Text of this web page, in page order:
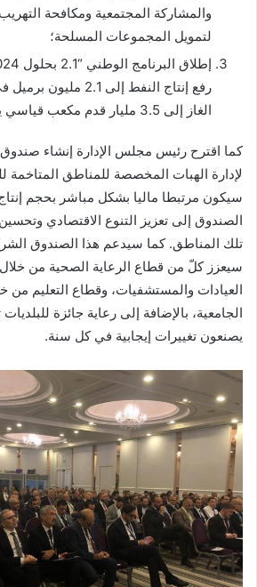
والمشاركة المجتمعية ومكافحة
لتمويل المجموعات المسلحة؛
رفع إنتاج النفط إلى 2.1
الغاز إلى 3.5 مليار قدم مكعب قياسي يوميا بحلول عام 2024.
كما اقترح رئيس مجلس الإدارة إنشاء صندوق
لإدارة الهبات المخصصة للمناطق المتاخمة
سيكون مرتبطا ماليا بشكل مباشر بحجم
الصندوق إلى تعزيز التنوع الاقتصادي
تلك المناطق. كما سيدعم هذا الصندوق
سيعزز كلّ من قطاع الرعاية الصحية من خلال
العيادات والمستشفيات، وقطاع التعليم من
الجامعية، بالإضافة إلى رعاية جائزة
يصنعون تغييرات إيجابية في كل سنة.